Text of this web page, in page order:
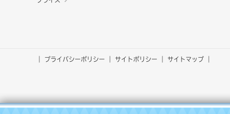
プライバシーポリシー サイトポリシー サイトマップ